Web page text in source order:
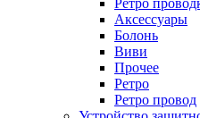
Ретро
Аксессуары
Болонь
Виви
Прочее
Ретро
Ретро провод